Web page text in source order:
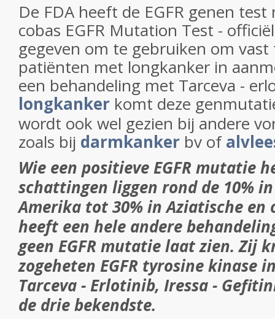
De FDA heeft de EGFR genen
cobas EGFR Mutation Test -
gegeven om te gebruiken om
patiënten met longkanker in
een behandeling met Tarceva -
longkanker komt deze
wordt ook wel gezien bij andere
zoals bij darmkanker bv of
Wie een positieve EGFR mutatie
schattingen liggen rond de 10%
Amerika tot 30% in Aziatische en
heeft een hele andere
geen EGFR mutatie laat zien. Zij
zogeheten EGFR tyrosine kinase
Tarceva - Erlotinib, Iressa -
de drie bekendste.